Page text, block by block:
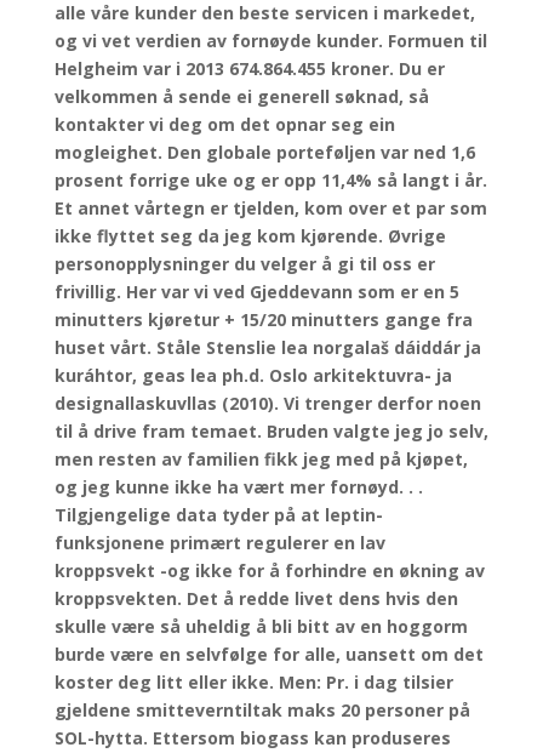
alle våre kunder den beste servicen i markedet,
og vi vet verdien av fornøyde kunder. Formuen til
Helgheim var i 2013 674.864.455 kroner. Du er
velkommen å sende ei generell søknad, så
kontakter vi deg om det opnar seg ein
mogleighet. Den globale porteføljen var ned 1,6
prosent forrige uke og er opp 11,4% så langt i år.
Et annet vårtegn er tjelden, kom over et par som
ikke flyttet seg da jeg kom kjørende. Øvrige
personopplysninger du velger å gi til oss er
frivillig. Her var vi ved Gjeddevann som er en 5
minutters kjøretur + 15/20 minutters gange fra
huset vårt. Ståle Stenslie lea norgalaš dáiddár ja
kuráhtor, geas lea ph.d. Oslo arkitektuvra- ja
designallaskuvllas (2010). Vi trenger derfor noen
til å drive fram temaet. Bruden valgte jeg jo selv,
men resten av familien fikk jeg med på kjøpet,
og jeg kunne ikke ha vært mer fornøyd. . .
Tilgjengelige data tyder på at leptin-
funksjonene primært regulerer en lav
kroppsvekt -og ikke for å forhindre en økning av
kroppsvekten. Det å redde livet dens hvis den
skulle være så uheldig å bli bitt av en hoggorm
burde være en selvfølge for alle, uansett om det
koster deg litt eller ikke. Men: Pr. i dag tilsier
gjeldene smitteverntiltak maks 20 personer på
SOL-hytta. Ettersom biogass kan produseres